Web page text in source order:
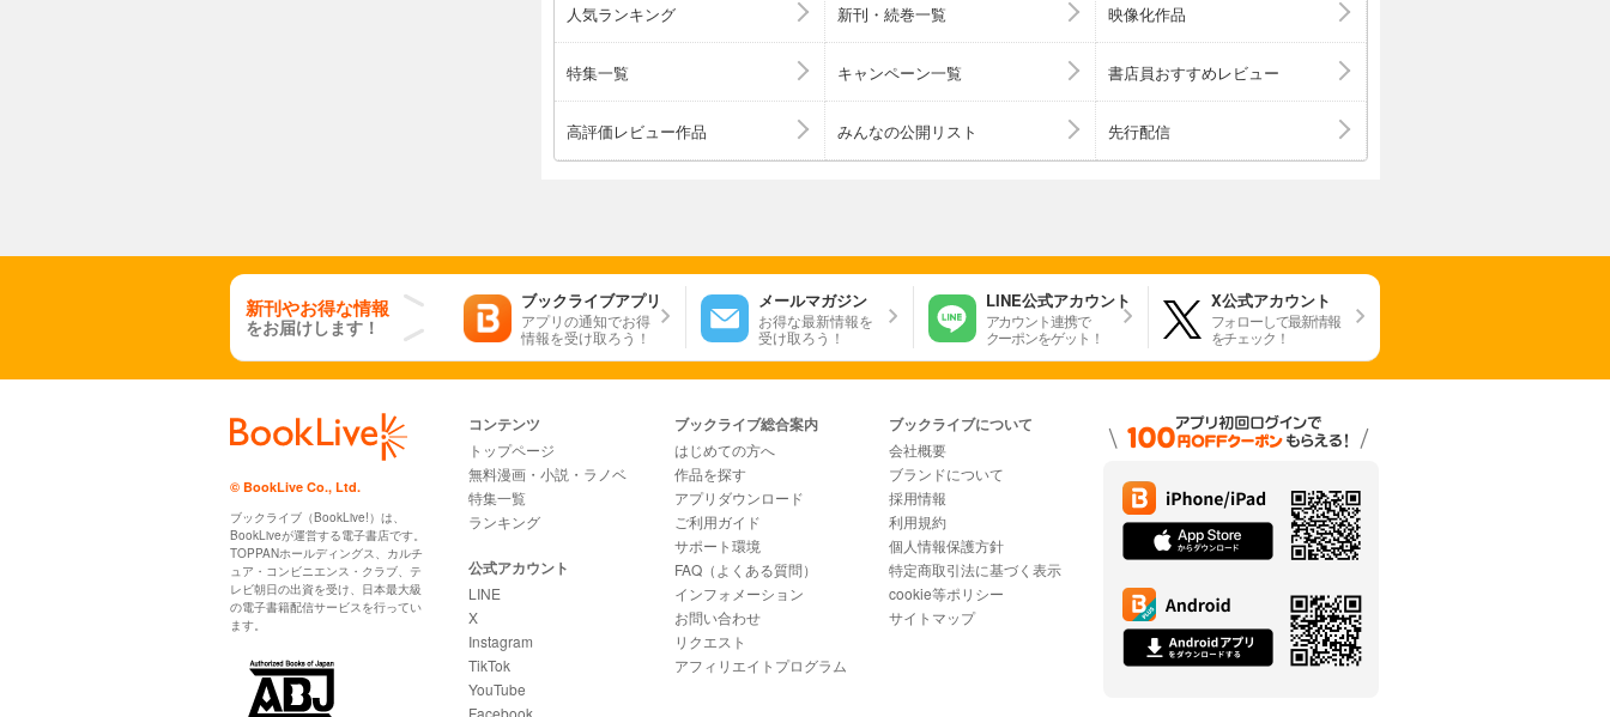
人気ランキング 新刊・続巻一覧 映像化作品
特集一覧 キャンペーン一覧 書店員おすすめレビュー
高評価レビュー作品 みんなの公開リスト 先行配信
新刊やお得な情報
をお届けします！
ブックライブアプリ
アプリの通知でお得
情報を受け取ろう！
メールマガジン
お得な最新情報を
受け取ろう！
LINE公式アカウント
アカウント連携で
クーポンをゲット！
X公式アカウント
フォローして最新情報
をチェック！
© BookLive Co., Ltd.
ブックライブ（BookLive!）は、
BookLiveが運営する電子書店です。
TOPPANホールディングス、カルチ
ュア・コンビニエンス・クラブ、テ
レビ朝日の出資を受け、日本最大級
の電子書籍配信サービスを行ってい
ます。
コンテンツ
トップページ
無料漫画・小説・ラノベ
特集一覧
ランキング
公式アカウント
LINE
X
Instagram
TikTok
YouTube
Facebook
ブックライブ総合案内
はじめての方へ
作品を探す
アプリダウンロード
ご利用ガイド
サポート環境
FAQ（よくある質問）
インフォメーション
お問い合わせ
リクエスト
アフィリエイトプログラム
ブックライブについて
会社概要
ブランドについて
採用情報
利用規約
個人情報保護方針
特定商取引法に基づく表示
cookie等ポリシー
サイトマップ